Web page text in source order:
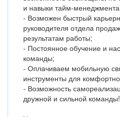
и навыки тайм-
- Возможен быстрый
руководителя отдела
результатам работы;
- Постоянное обучение и
команды;
- Оплачиваем мобильную
инструменты для
- Возможность
дружной и сильной команды!